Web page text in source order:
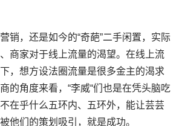
销，还是如今的“奇葩”二手闲置，实际
商家对于线上流量的渴望。在线上流
，想方设法圈流量是很多金主的渴求
的角度来看，“李威“们也是在凭头脑吃
在乎什么五环内、五环外，能让芸芸
他们的策划吸引，就是成功。